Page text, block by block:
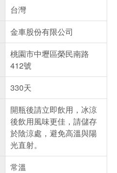
台灣
金車股份有限公司
桃園市中壢區榮民南路
412號
330天
開瓶後請立即飲用，冰涼
後飲用風味更佳，請儲存
於陰涼處，避免高溫與陽
光直射。
常溫